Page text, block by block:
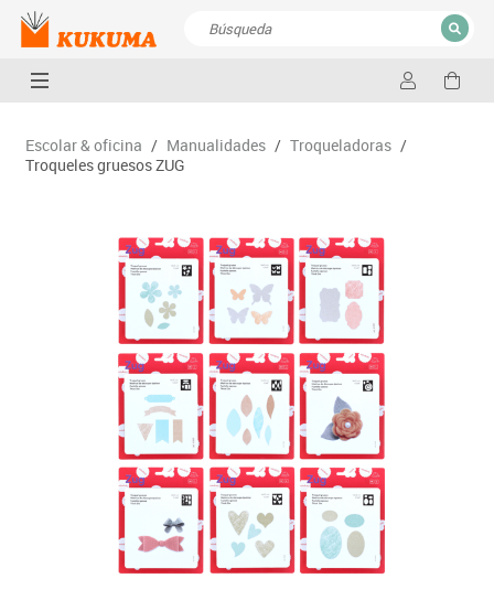
CERRAR
Escolar & oficina / Manualidades / Troqueladoras /
Troqueles gruesos ZUG